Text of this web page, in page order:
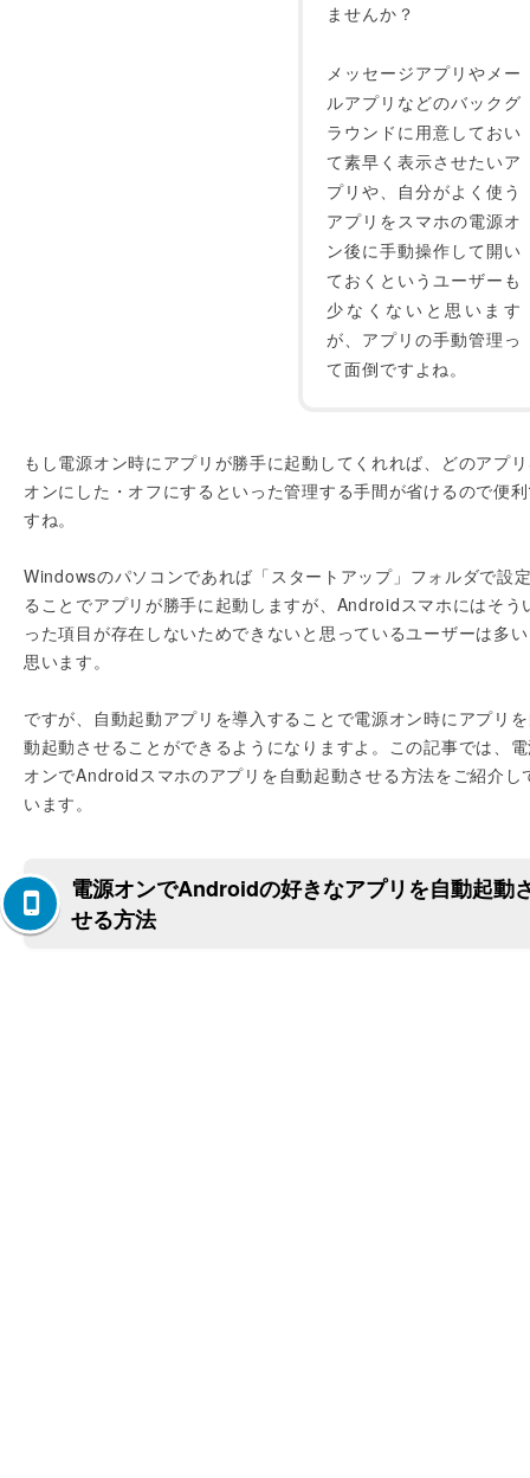
ませんか？
メッセージアプリやメー
ルアプリなどのバックグ
ラウンドに用意しておい
て素早く表示させたいア
プリや、自分がよく使う
アプリをスマホの電源オ
ン後に手動操作して開い
ておくというユーザーも
少なくないと思います
が、アプリの手動管理っ
て面倒ですよね。
もし電源オン時にアプリが勝手に起動してくれれば、どのアプ
オンにした・オフにするといった管理する手間が省けるので便
すね。
Windowsのパソコンであれば「スタートアップ」フォルダで設
ることでアプリが勝手に起動しますが、Androidスマホにはそう
った項目が存在しないためできないと思っているユーザーは多
思います。
ですが、自動起動アプリを導入することで電源オン時にアプリ
動起動させることができるようになりますよ。この記事では、
オンでAndroidスマホのアプリを自動起動させる方法をご紹介し
います。
電源オンでAndroidの好きなアプリを自動起動
せる方法